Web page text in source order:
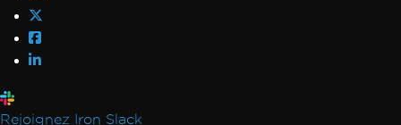
Erreur lors de l'ouverture d'un document à
Rejoignez Iron Slack